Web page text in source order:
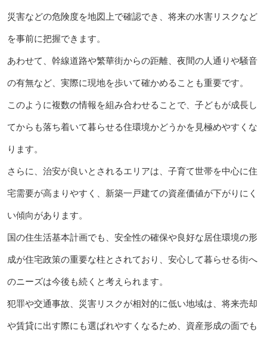
災害などの危険度を地図上で確認でき、将来の水害リスクなど
を事前に把握できます。
あわせて、幹線道路や繁華街からの距離、夜間の人通りや騒音
の有無など、実際に現地を歩いて確かめることも重要です。
このように複数の情報を組み合わせることで、子どもが成長し
てからも落ち着いて暮らせる住環境かどうかを見極めやすくな
ります。
さらに、治安が良いとされるエリアは、子育て世帯を中心に住
宅需要が高まりやすく、新築一戸建ての資産価値が下がりにく
い傾向があります。
国の住生活基本計画でも、安全性の確保や良好な居住環境の形
成が住宅政策の重要な柱とされており、安心して暮らせる街へ
のニーズは今後も続くと考えられます。
犯罪や交通事故、災害リスクが相対的に低い地域は、将来売却
や賃貸に出す際にも選ばれやすくなるため、資産形成の面でも